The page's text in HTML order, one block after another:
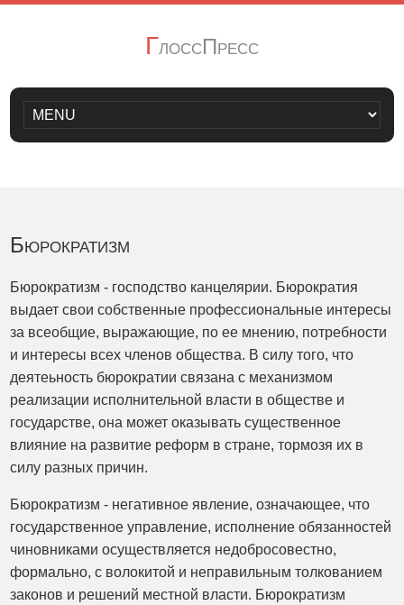
ГлоссПресс
Бюрократизм
Бюрократизм - господство канцелярии. Бюрократия
выдает свои собственные профессиональные интересы
за всеобщие, выражающие, по ее мнению, потребности
и интересы всех членов общества. В силу того, что
деятеьность бюрократии связана с механизмом
реализации исполнительной власти в обществе и
государстве, она может оказывать существенное
влияние на развитие реформ в стране, тормозя их в
силу разных причин.
Бюрократизм - негативное явление, означающее, что
государственное управление, исполнение обязанностей
чиновниками осуществляется недобросовестно,
формально, с волокитой и неправильным толкованием
законов и решений местной власти. Бюрократизм